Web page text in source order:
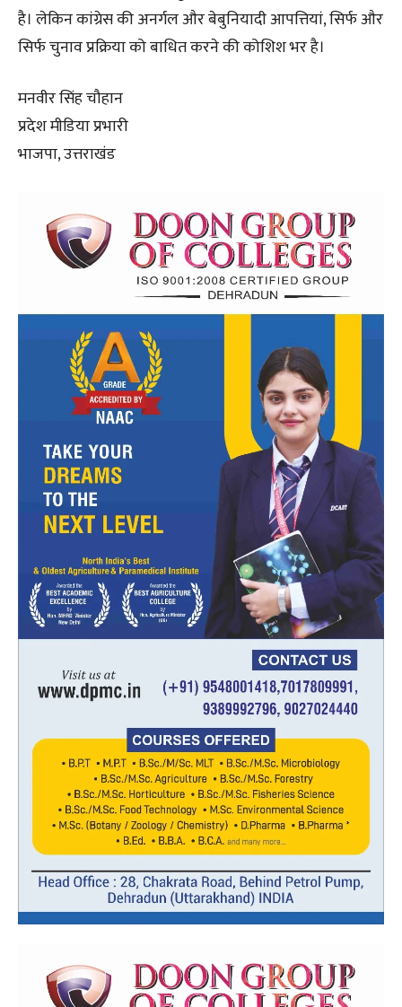
है। लेकिन कांग्रेस की अनर्गल और बेबुनियादी आपत्तियां, सिर्फ और
सिर्फ चुनाव प्रक्रिया को बाधित करने की कोशिश भर है।
मनवीर सिंह चौहान
प्रदेश मीडिया प्रभारी
भाजपा, उत्तराखंड